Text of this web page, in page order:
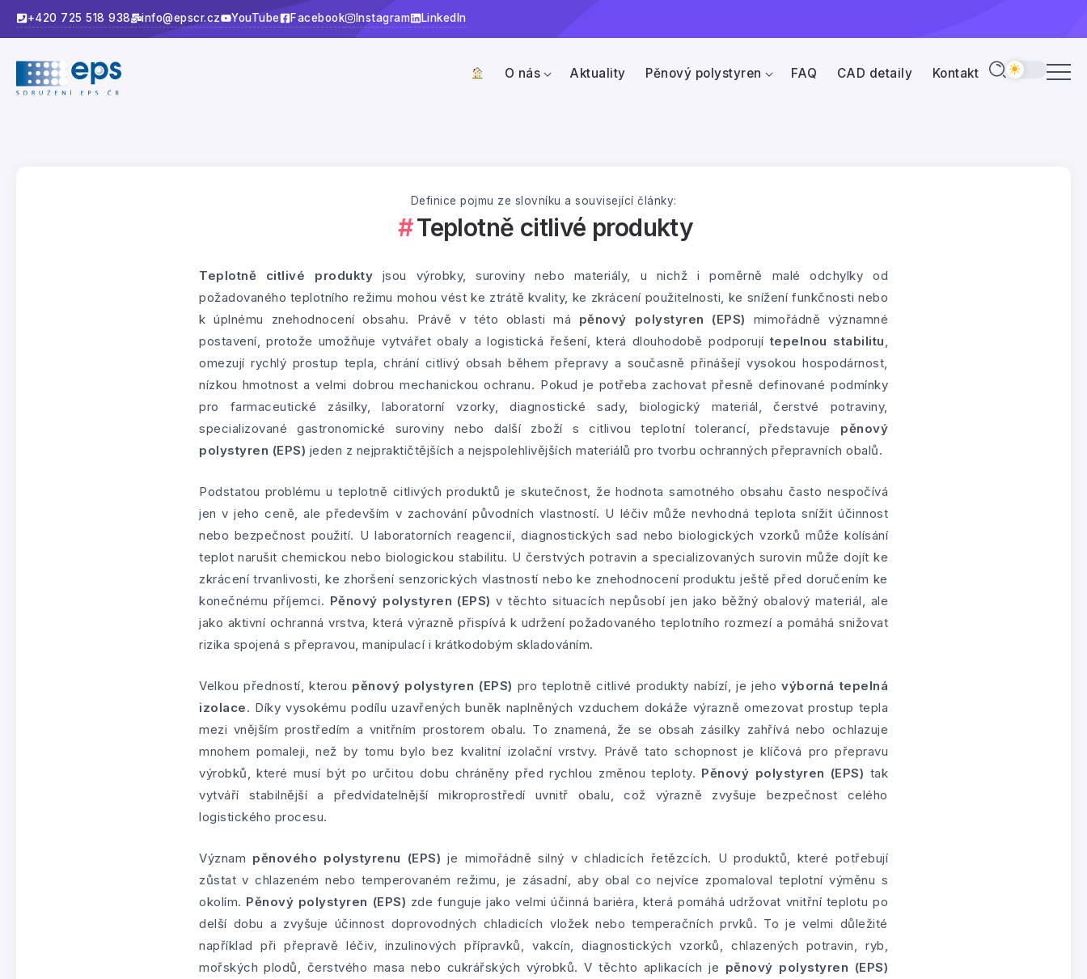
+420 725 518 938 info@epscr.cz YouTube Facebook Instagram LinkedIn
O nás Aktuality Pěnový polystyren FAQ CAD detaily Kontakt
Definice pojmu ze slovníku a související články:
Teplotně citlivé produkty
Teplotně citlivé produkty jsou výrobky, suroviny nebo materiály, u nichž i poměrně malé odchylky od
požadovaného teplotního režimu mohou vést ke ztrátě kvality, ke zkrácení použitelnosti, ke snížení funkčnosti nebo
k úplnému znehodnocení obsahu. Právě v této oblasti má pěnový polystyren (EPS)
mimořádně významné
postavení, protože umožňuje vytvářet obaly a logistická řešení, která dlouhodobě podporujítepelnou stabilitu,
omezují rychlý prostup tepla, chrání citlivý obsah během přepravy a současně přinášejí vysokou hospodárnost,
nízkou hmotnost a velmi dobrou mechanickou ochranu. Pokud je potřeba zachovat přesně definované podmínky
pro farmaceutické zásilky, laboratorní vzorky, diagnostické sady, biologický materiál, čerstvé potraviny,
specializované gastronomické suroviny nebo další zboží s citlivou teplotní tolerancí, představuje pěnový
polystyren (EPS) jeden z nejpraktičtějších a nejspolehlivějších materiálů pro tvorbu ochranných přepravních obalů.
Podstatou problému u teplotně citlivých produktů je skutečnost, že hodnota samotného obsahu často nespočívá
jen v jeho ceně, ale především v zachování původních vlastností. U léčiv může nevhodná teplota snížit účinnost
nebo bezpečnost použití. U laboratorních reagencií, diagnostických sad nebo biologických vzorků může kolísání
teplot narušit chemickou nebo biologickou stabilitu. U čerstvých potravin a specializovaných surovin může dojít ke
zkrácení trvanlivosti, ke zhoršení senzorických vlastností nebo ke znehodnocení produktu ještě před doručením ke
konečnému příjemci. Pěnový polystyren (EPS) v těchto situacích nepůsobí jen jako běžný obalový materiál, ale
jako aktivní ochranná vrstva, která výrazně přispívá k udržení požadovaného teplotního rozmezí a pomáhá snižovat
rizika spojená s přepravou, manipulací i krátkodobým skladováním.
Velkou předností, kterou pěnový polystyren (EPS) pro teplotně citlivé produkty nabízí, je jeho výborná tepelná
izolace. Díky vysokému podílu uzavřených buněk naplněných vzduchem dokáže výrazně omezovat prostup tepla
mezi vnějším prostředím a vnitřním prostorem obalu. To znamená, že se obsah zásilky zahřívá nebo ochlazuje
mnohem pomaleji, než by tomu bylo bez kvalitní izolační vrstvy. Právě tato schopnost je klíčová pro přepravu
výrobků, které musí být po určitou dobu chráněny před rychlou změnou teploty. Pěnový polystyren (EPS) tak
vytváří stabilnější a předvídatelnější mikroprostředí uvnitř obalu, což výrazně zvyšuje bezpečnost celého
logistického procesu.
Význam pěnového polystyrenu (EPS) je mimořádně silný v chladicích řetězcích. U produktů, které potřebují
zůstat v chlazeném nebo temperovaném režimu, je zásadní, aby obal co nejvíce zpomaloval teplotní výměnu s
okolím. Pěnový polystyren (EPS) zde funguje jako velmi účinná bariéra, která pomáhá udržovat vnitřní teplotu po
delší dobu a zvyšuje účinnost doprovodných chladicích vložek nebo temperačních prvků. To je velmi důležité
například při přepravě léčiv, inzulinových přípravků, vakcín, diagnostických vzorků, chlazených potravin, ryb,
mořských plodů, čerstvého masa nebo cukrářských výrobků. V těchto aplikacích je pěnový polystyren (EPS)